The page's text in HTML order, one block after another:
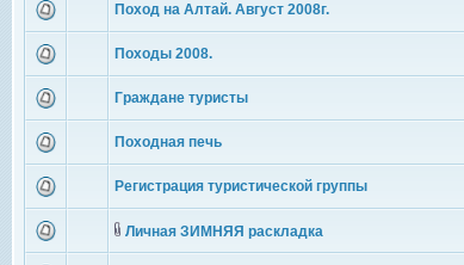
Поход на Алтай. Август 2008г.
Походы 2008.
Граждане туристы
Походная печь
Регистрация туристической группы
Личная ЗИМНЯЯ раскладка